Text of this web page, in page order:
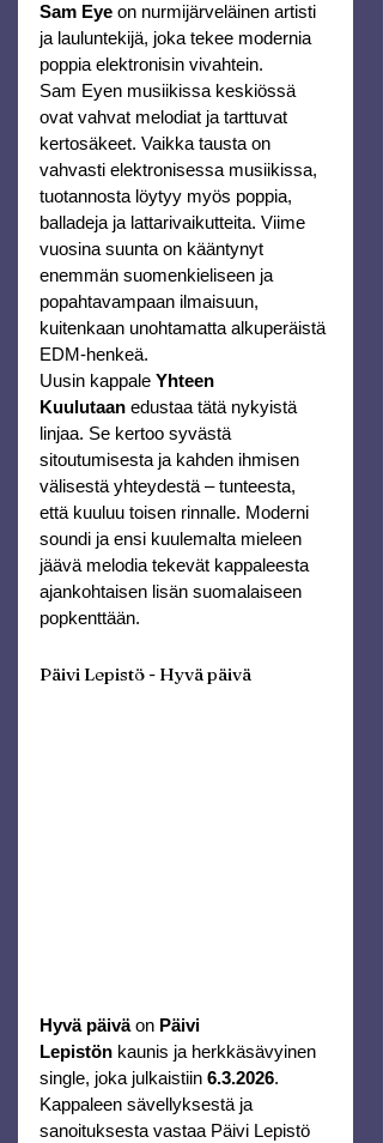
Sam Eye on nurmijärveläinen artisti
ja lauluntekijä, joka tekee modernia
poppia elektronisin vivahtein.
Sam Eyen musiikissa keskiössä
ovat vahvat melodiat ja tarttuvat
kertosäkeet. Vaikka tausta on
vahvasti elektronisessa musiikissa,
tuotannosta löytyy myös poppia,
balladeja ja lattarivaikutteita. Viime
vuosina suunta on kääntynyt
enemmän suomenkieliseen ja
popahtavampaan ilmaisuun,
kuitenkaan unohtamatta alkuperäistä
EDM-henkeä.
Uusin kappale Yhteen
Kuulutaan edustaa tätä nykyistä
linjaa. Se kertoo syvästä
sitoutumisesta ja kahden ihmisen
välisestä yhteydestä – tunteesta,
että kuuluu toisen rinnalle. Moderni
soundi ja ensi kuulemalta mieleen
jäävä melodia tekevät kappaleesta
ajankohtaisen lisän suomalaiseen
popkenttään.
Päivi Lepistö - Hyvä päivä
Hyvä päivä on Päivi
Lepistön kaunis ja herkkäsävyinen
single, joka julkaistiin 6.3.2026.
Kappaleen sävellyksestä ja
sanoituksesta vastaa Päivi Lepistö